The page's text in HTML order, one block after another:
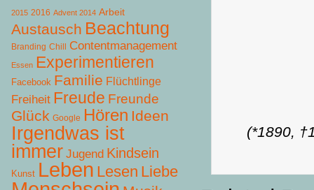
(*1890,
2015 2016 Advent 2014 Arbeit
Austausch Beachtung
Branding Chill Contentmanagement
Essen Experimentieren
Facebook Familie Flüchtlinge
Freiheit Freude Freunde
Glück Google Hören Ideen
Irgendwas ist
immer Jugend Kindsein
Kunst Leben Lesen Liebe